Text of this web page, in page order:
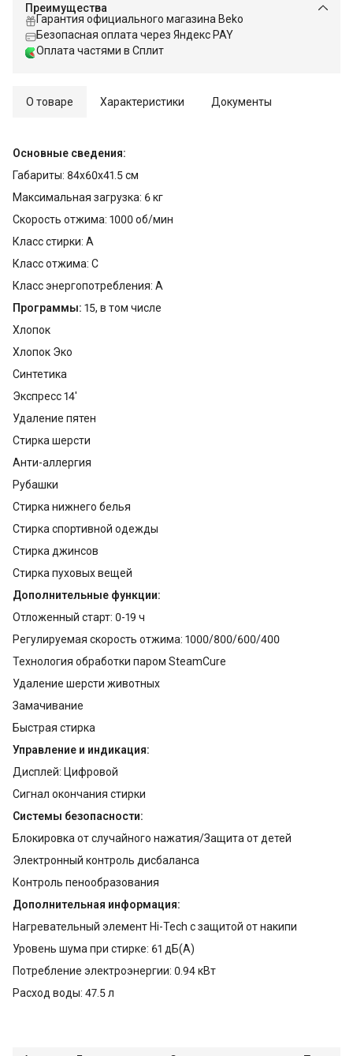
Преимущества
Гарантия официального магазина Beko
Безопасная оплата через Яндекс PAY
Оплата частями в Сплит
О товаре Характеристики Документы
Основные сведения:
Габариты: 84х60х41.5 см
Максимальная загрузка: 6 кг
Скорость отжима: 1000 об/мин
Класс стирки: A
Класс отжима: C
Класс энергопотребления: A
Программы: 15, в том числе
Хлопок
Хлопок Эко
Синтетика
Экспресс 14'
Удаление пятен
Стирка шерсти
Анти-аллергия
Рубашки
Стирка нижнего белья
Стирка спортивной одежды
Стирка джинсов
Стирка пуховых вещей
Дополнительные функции:
Отложенный старт: 0-19 ч
Регулируемая скорость отжима: 1000/800/600/400
Технология обработки паром SteamCure
Удаление шерсти животных
Замачивание
Быстрая стирка
Управление и индикация:
Дисплей: Цифровой
Сигнал окончания стирки
Системы безопасности:
Блокировка от случайного нажатия/Защита от детей
Электронный контроль дисбаланса
Контроль пенообразования
Дополнительная информация:
Нагревательный элемент Hi-Tech с защитой от накипи
Уровень шума при стирке: 61 дБ(А)
Потребление электроэнергии: 0.94 кВт
Расход воды: 47.5 л